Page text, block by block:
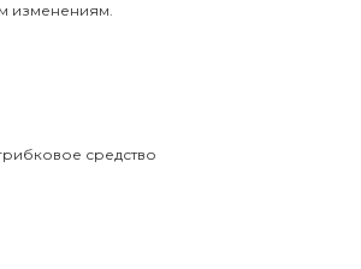
изменениям.
средство